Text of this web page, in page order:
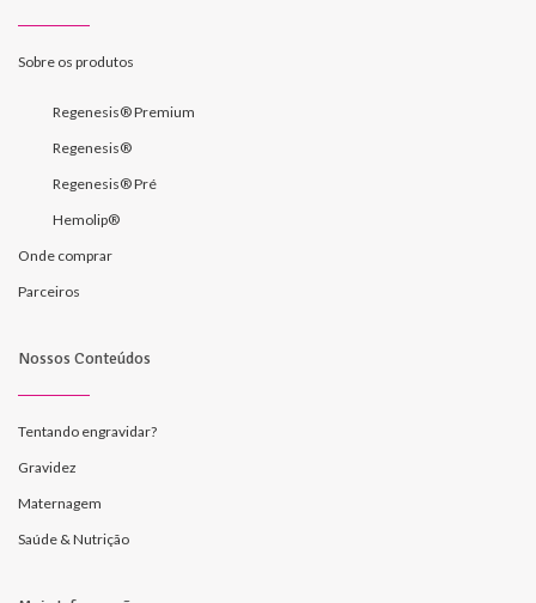
Sobre os produtos
Regenesis® Premium
Regenesis®
Regenesis® Pré
Hemolip®
Onde comprar
Parceiros
Nossos Conteúdos
Tentando engravidar?
Gravidez
Maternagem
Saúde & Nutrição